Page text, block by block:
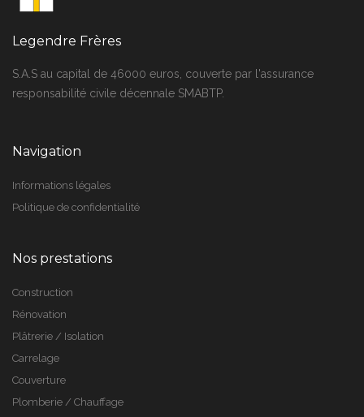
Legendre Frères
S.A.S au capital de 46000 euros, couverte par l'assurance
responsabilité civile décennale SMABTP.
Navigation
Informations légales
Politique de confidentialité
Nos prestations
Construction
Rénovation
Plâtrerie / Isolation
Carrelage
Couverture
Plomberie / Chauffage